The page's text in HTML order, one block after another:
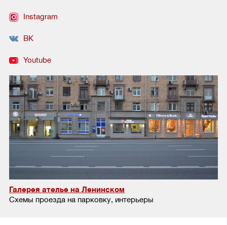
Instagram
ВК
Youtube
Галерея ателье на Ленинском
Схемы проезда на парковку, интерьеры